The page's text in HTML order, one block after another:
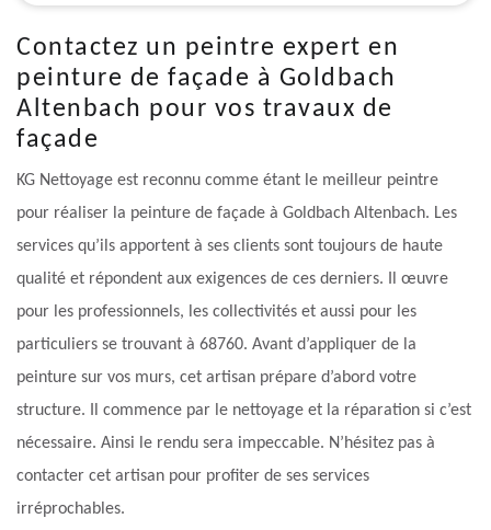
Contactez un peintre expert en
peinture de façade à Goldbach
Altenbach pour vos travaux de
façade
KG Nettoyage est reconnu comme étant le meilleur peintre
pour réaliser la peinture de façade à Goldbach Altenbach. Les
services qu’ils apportent à ses clients sont toujours de haute
qualité et répondent aux exigences de ces derniers. Il œuvre
pour les professionnels, les collectivités et aussi pour les
particuliers se trouvant à 68760. Avant d’appliquer de la
peinture sur vos murs, cet artisan prépare d’abord votre
structure. Il commence par le nettoyage et la réparation si c’est
nécessaire. Ainsi le rendu sera impeccable. N’hésitez pas à
contacter cet artisan pour profiter de ses services
irréprochables.